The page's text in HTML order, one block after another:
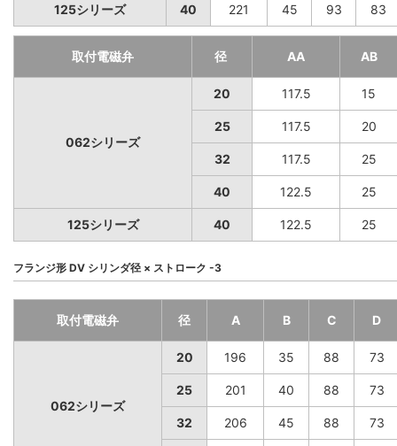
125シリーズ 40 221 45 93 83
取付電磁弁 径 AA AB
062シリーズ
20 117.5 15
25 117.5 20
32 117.5 25
40 122.5 25
125シリーズ 40 122.5 25
フランジ形 DV シリンダ径 × ストローク -3
取付電磁弁 径 A B C D
062シリーズ
20 196 35 88 73
25 201 40 88 73
32 206 45 88 73